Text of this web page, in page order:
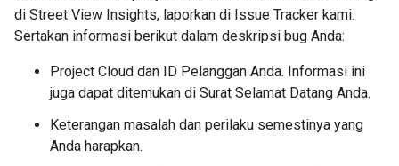
di Street View Insights, laporkan di Issue Tracker kami.
Sertakan informasi berikut dalam deskripsi bug Anda:
Project Cloud dan ID Pelanggan Anda. Informasi ini
juga dapat ditemukan di Surat Selamat Datang Anda.
Keterangan masalah dan perilaku semestinya yang
Anda harapkan.